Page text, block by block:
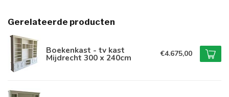
Gerelateerde producten
Boekenkast - tv kast
Mijdrecht 300 x 240cm €4.675,00